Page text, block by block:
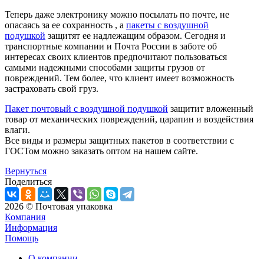
Теперь даже электронику можно посылать по почте, не
опасаясь за ее сохранность , а пакеты с воздушной
подушкой защитят ее надлежащим образом. Сегодня и
транспортные компании и Почта России в заботе об
интересах своих клиентов предпочитают пользоваться
самыми надежными способами защиты грузов от
повреждений. Тем более, что клиент имеет возможность
застраховать свой груз.
Пакет почтовый с воздушной подушкой защитит вложенный
товар от механических повреждений, царапин и воздействия
влаги.
Все виды и размеры защитных пакетов в соответствии с
ГОСТом можно заказать оптом на нашем сайте.
Вернуться
Поделиться
2026 © Почтовая упаковка
Компания
Информация
Помощь